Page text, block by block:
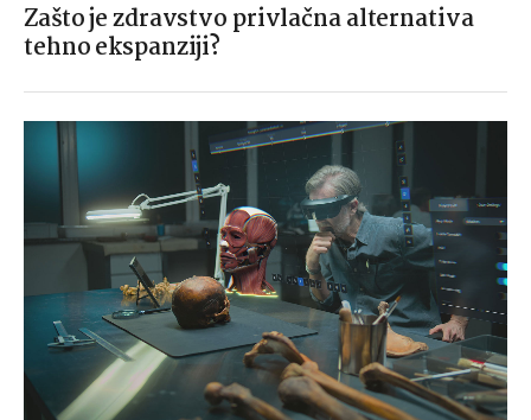
Zašto je zdravstvo privlačna alternativa
tehno ekspanziji?